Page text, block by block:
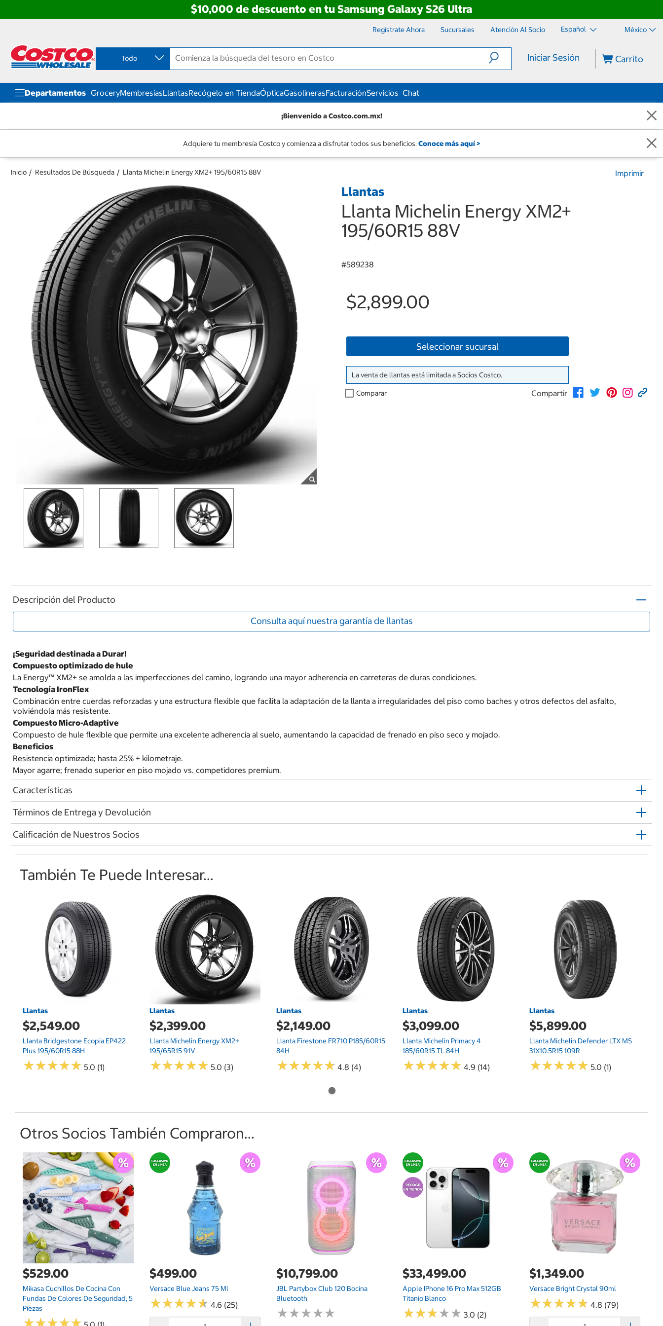
$10,000 de descuento en tu Samsung Galaxy S26 Ultra
contenido
menú
navegación
Regístrate Ahora Sucursales Atención Al Socio Español México
Todo Iniciar Sesión Carrito
Departamentos GroceryMembresíasLlantasRecógelo en TiendaÓpticaGasolinerasFacturaciónServicios Chat
¡Bienvenido a Costco.com.mx!
Adquiere tu membresía Costco y comienza a disfrutar todos sus beneficios. Conoce más aquí >
Inicio Resultados De Búsqueda Llanta Michelin Energy XM2+ 195/60R15 88V Imprimir
Llantas
Llanta Michelin Energy XM2+
195/60R15 88V
#589238
$2,899.00
Seleccionar sucursal
La venta de llantas está limitada a Socios Costco.
Comparar Compartir
Descripción del Producto
Consulta aquí nuestra garantía de llantas
¡Seguridad destinada a Durar!
Compuesto optimizado de hule
La Energy™ XM2+ se amolda a las imperfecciones del camino, logrando una mayor adherencia en carreteras de duras condiciones.
Tecnología IronFlex
Combinación entre cuerdas reforzadas y una estructura flexible que facilita la adaptación de la llanta a irregularidades del piso como baches y otros defectos del asfalto,
volviéndola más resistente.
Compuesto Micro-Adaptive
Compuesto de hule flexible que permite una excelente adherencia al suelo, aumentando la capacidad de frenado en piso seco y mojado.
Beneficios
Resistencia optimizada; hasta 25% + kilometraje.
Mayor agarre; frenado superior en piso mojado vs. competidores premium.
Características
Términos de Entrega y Devolución
Calificación de Nuestros Socios
También Te Puede Interesar...
Llantas
$2,549.00
Llanta Bridgestone Ecopia EP422
Plus 195/60R15 88H
★★★★★
★★★★★ 5.0 (1)
Llantas
$2,399.00
Llanta Michelin Energy XM2+
195/65R15 91V
★★★★★
★★★★★ 5.0 (3)
Llantas
$2,149.00
Llanta Firestone FR710 P185/60R15
84H
★★★★★
★★★★★ 4.8 (4)
Llantas
$3,099.00
Llanta Michelin Primacy 4
185/60R15 TL 84H
★★★★★
★★★★★ 4.9 (14)
Llantas
$5,899.00
Llanta Michelin Defender LTX MS
31X10.5R15 109R
★★★★★
★★★★★ 5.0 (1)
Otros Socios También Compraron...
$529.00
Mikasa Cuchillos De Cocina Con
Fundas De Colores De Seguridad, 5
Piezas
$499.00
Versace Blue Jeans 75 Ml
★★★★★
★★★★★ 4.6 (25)
$10,799.00
JBL Partybox Club 120 Bocina
Bluetooth
★★★★★
★★★★★
$33,499.00
Apple IPhone 16 Pro Max 512GB
Titanio Blanco
★★★★★
★★★★★ 3.0 (2)
$1,349.00
Versace Bright Crystal 90ml
★★★★★
★★★★★ 4.8 (79)